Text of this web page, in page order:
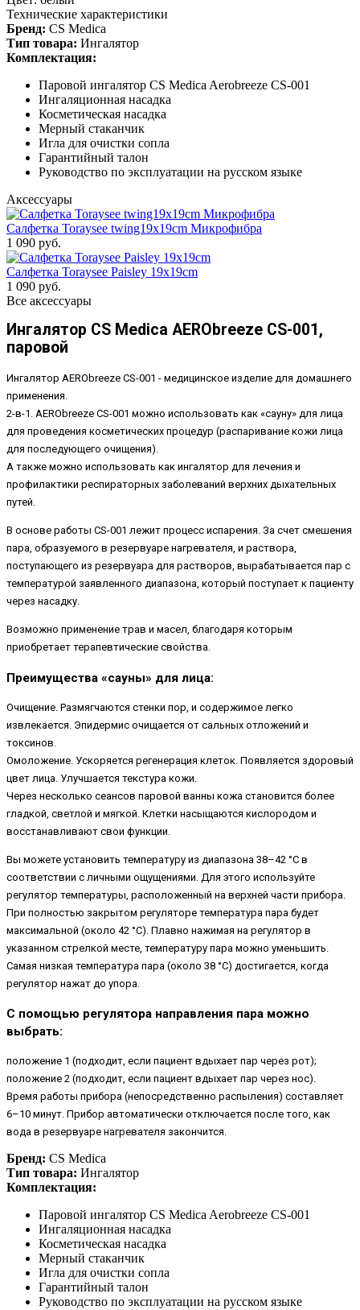
Технические характеристики
Бренд: CS Medica
Тип товара: Ингалятор
Комплектация:
Паровой ингалятор CS Medica Aerobreeze CS-001
Ингаляционная насадка
Косметическая насадка
Мерный стаканчик
Игла для очистки сопла
Гарантийный талон
Руководство по эксплуатации на русском языке
Аксессуары
Салфетка Toraysee twing19x19cm Микрофибра
1 090 руб.
Салфетка Toraysee Paisley 19x19cm
1 090 руб.
Все аксессуары
Ингалятор CS Medica AERObreeze CS-001,
паровой
Ингалятор AERObreeze CS-001 - медицинское изделие для домашнего
применения.
2-в-1. AERObreeze CS-001 можно использовать как «сауну» для лица
для проведения косметических процедур (распаривание кожи лица
для последующего очищения).
А также можно использовать как ингалятор для лечения и
профилактики респираторных заболеваний верхних дыхательных
путей.
В основе работы CS-001 лежит процесс испарения. За счет смешения
пара, образуемого в резервуаре нагревателя, и раствора,
поступающего из резервуара для растворов, вырабатывается пар с
температурой заявленного диапазона, который поступает к пациенту
через насадку.
Возможно применение трав и масел, благодаря которым
приобретает терапевтические свойства.
Преимущества «сауны» для лица:
Очищение. Размягчаются стенки пор, и содержимое легко
извлекается. Эпидермис очищается от сальных отложений и
токсинов.
Омоложение. Ускоряется регенерация клеток. Появляется здоровый
цвет лица. Улучшается текстура кожи.
Через несколько сеансов паровой ванны кожа становится более
гладкой, светлой и мягкой. Клетки насыщаются кислородом и
восстанавливают свои функции.
Вы можете установить температуру из диапазона 38–42 °С в
соответствии с личными ощущениями. Для этого используйте
регулятор температуры, расположенный на верхней части прибора.
При полностью закрытом регуляторе температура пара будет
максимальной (около 42 °С). Плавно нажимая на регулятор в
указанном стрелкой месте, температуру пара можно уменьшить.
Самая низкая температура пара (около 38 °С) достигается, когда
регулятор нажат до упора.
С помощью регулятора направления пара можно
выбрать:
положение 1 (подходит, если пациент вдыхает пар через рот);
положение 2 (подходит, если пациент вдыхает пар через нос).
Время работы прибора (непосредственно распыления) составляет
6–10 минут. Прибор автоматически отключается после того, как
вода в резервуаре нагревателя закончится.
Бренд: CS Medica
Тип товара: Ингалятор
Комплектация:
Паровой ингалятор CS Medica Aerobreeze CS-001
Ингаляционная насадка
Косметическая насадка
Мерный стаканчик
Игла для очистки сопла
Гарантийный талон
Руководство по эксплуатации на русском языке